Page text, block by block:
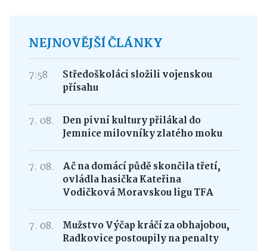
NEJNOVĚJŠÍ ČLÁNKY
7:58
Středoškoláci složili vojenskou
přísahu
7. 08.
Den pivní kultury přilákal do
Jemnice milovníky zlatého moku
7. 08.
Ač na domácí půdě skončila třetí,
ovládla hasička Kateřina
Vodičková Moravskou ligu TFA
7. 08.
Mužstvo Výčap kráčí za obhajobou,
Radkovice postoupily na penalty